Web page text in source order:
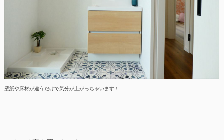
壁紙や床材が違うだけで気分が上がっちゃいます！